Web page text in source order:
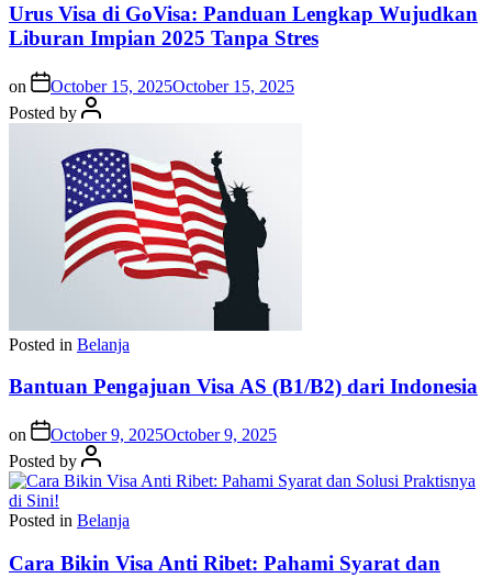
Urus Visa di GoVisa: Panduan Lengkap Wujudkan
Liburan Impian 2025 Tanpa Stres
on October 15, 2025October 15, 2025
Posted by
Posted in Belanja
Bantuan Pengajuan Visa AS (B1/B2) dari Indonesia
on October 9, 2025October 9, 2025
Posted by
Posted in Belanja
Cara Bikin Visa Anti Ribet: Pahami Syarat dan